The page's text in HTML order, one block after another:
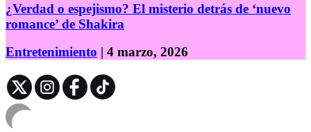
¿Verdad o espejismo? El misterio detrás de ‘nuevo
romance’ de Shakira
Entretenimiento | 4 marzo, 2026